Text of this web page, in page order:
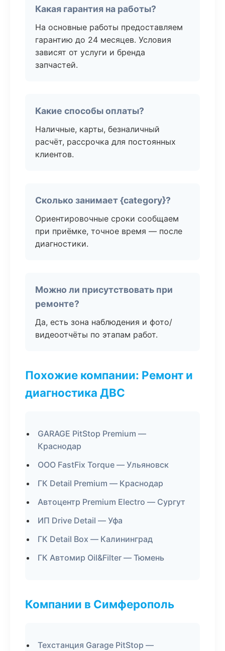
Какая гарантия на работы?
На основные работы предоставляем
гарантию до 24 месяцев. Условия
зависят от услуги и бренда
запчастей.
Какие способы оплаты?
Наличные, карты, безналичный
расчёт, рассрочка для постоянных
клиентов.
Сколько занимает {category}?
Ориентировочные сроки сообщаем
при приёмке, точное время — после
диагностики.
Можно ли присутствовать при
ремонте?
Да, есть зона наблюдения и фото/
видеоотчёты по этапам работ.
Похожие компании: Ремонт и
диагностика ДВС
GARAGE PitStop Premium —
Краснодар
ООО FastFix Torque — Ульяновск
ГК Detail Premium — Краснодар
Автоцентр Premium Electro — Сургут
ИП Drive Detail — Уфа
ГК Detail Box — Калининград
ГК Автомир Oil&Filter — Тюмень
Компании в Симферополь
Техстанция Garage PitStop —